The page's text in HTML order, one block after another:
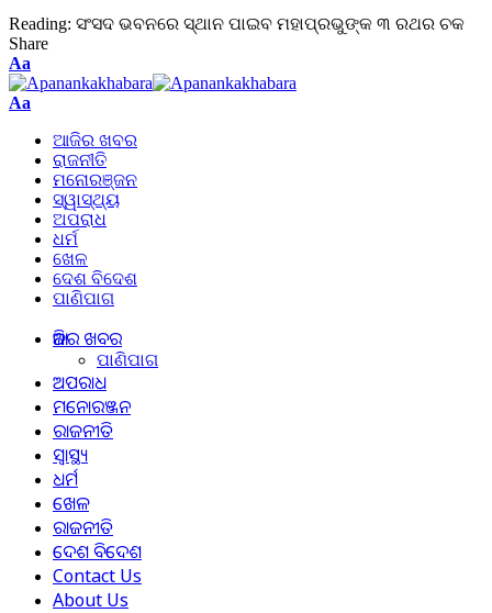
Reading: ସଂସଦ ଭବନରେ ସ୍ଥାନ ପାଇବ ମହାପ୍ରଭୁଙ୍କ ୩ ରଥର ଚକ
Share
Aa
Aa
ଆଜିର ଖବର
ରାଜନୀତି
ମନୋରଞ୍ଜନ
ସ୍ୱାସ୍ଥ୍ୟ
ଅପରାଧ
ଧର୍ମ
ଖେଳ
ଦେଶ ବିଦେଶ
ପାଣିପାଗ
ଆଜିର ଖବର
ପାଣିପାଗ
ଅପରାଧ
ମନୋରଞ୍ଜନ
ରାଜନୀତି
ସ୍ୱାସ୍ଥ୍ୟ
ଧର୍ମ
ଖେଳ
ରାଜନୀତି
ଦେଶ ବିଦେଶ
Contact Us
About Us